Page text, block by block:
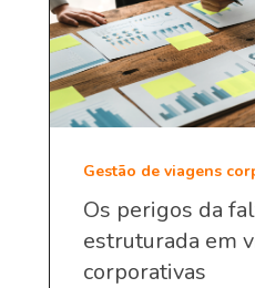
Gestão de viagens
Os perigos da
estruturada em
corporativas